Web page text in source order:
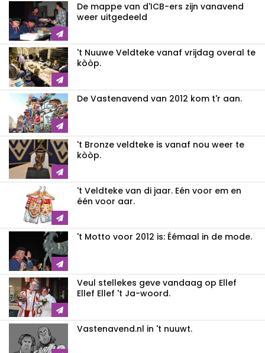
De mappe van d'ICB-ers zijn vanavend
weer uitgedeeld
't Nuuwe Veldteke vanaf vrijdag overal te
kòòp.
De Vastenavend van 2012 kom t'r aan.
't Bronze veldteke is vanaf nou weer te
kòòp.
't Veldteke van di jaar. Eén voor em en
één voor aar.
't Motto voor 2012 is: Éémaal in de mode.
Veul stellekes geve vandaag op Ellef
Ellef Ellef 't Ja-woord.
Vastenavend.nl in 't nuuwt.